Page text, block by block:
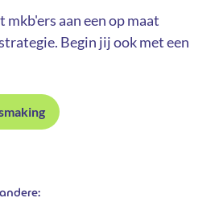
aan een op maat
Begin jij ook met een